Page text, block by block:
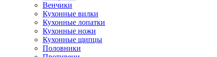
Венчики
Кухонные вилки
Кухонные лопатки
Кухонные ножи
Кухонные щипцы
Половники